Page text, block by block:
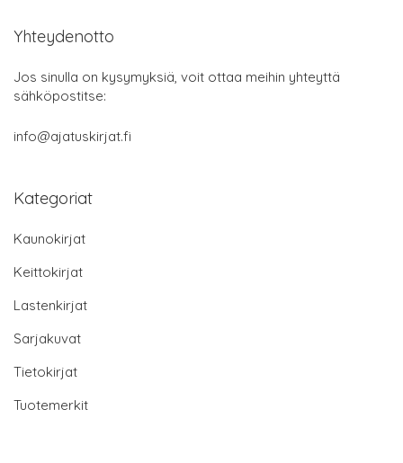
Yhteydenotto
Jos sinulla on kysymyksiä, voit ottaa meihin yhteyttä
sähköpostitse:
info@ajatuskirjat.fi
Kategoriat
Kaunokirjat
Keittokirjat
Lastenkirjat
Sarjakuvat
Tietokirjat
Tuotemerkit